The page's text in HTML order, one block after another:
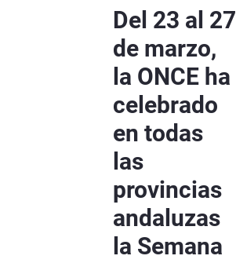
Del 23 al 27
de marzo,
la ONCE ha
celebrado
en todas
las
provincias
andaluzas
la Semana